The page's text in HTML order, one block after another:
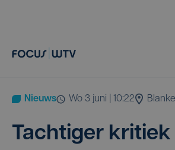
Nieuws wo 3 juni | 10:22
Tach­ti­ger kri­tiek